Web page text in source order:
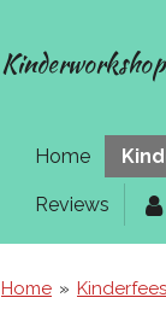
Home
Reviews
Home »